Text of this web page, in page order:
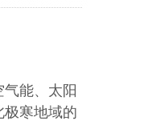
能、太阳
寒地域的